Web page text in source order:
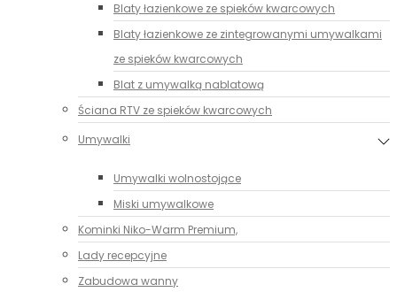
Blaty łazienkowe ze spieków kwarcowych
Blaty łazienkowe ze zintegrowanymi umywalkami
ze spieków kwarcowych
Blat z umywalką nablatową
Ściana RTV ze spieków kwarcowych
Umywalki
Umywalki wolnostojące
Miski umywalkowe
Kominki Niko-Warm Premium,
Lady recepcyjne
Zabudowa wanny